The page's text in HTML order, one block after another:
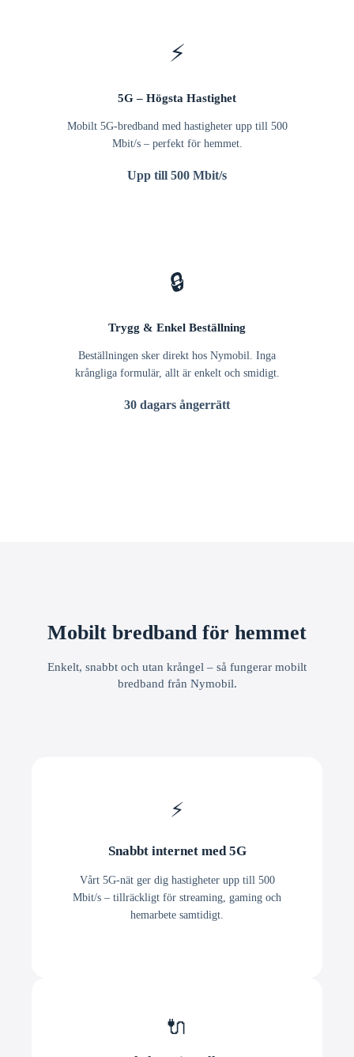
⚡
5G – Högsta Hastighet
Mobilt 5G-bredband med hastigheter upp till 500
Mbit/s – perfekt för hemmet.
Upp till 500 Mbit/s
🔒
Trygg & Enkel Beställning
Beställningen sker direkt hos Nymobil. Inga
krångliga formulär, allt är enkelt och smidigt.
30 dagars ångerrätt
Mobilt bredband för hemmet
Enkelt, snabbt och utan krångel – så fungerar mobilt
bredband från Nymobil.
⚡
Snabbt internet med 5G
Vårt 5G-nät ger dig hastigheter upp till 500
Mbit/s – tillräckligt för streaming, gaming och
hemarbete samtidigt.
🔌